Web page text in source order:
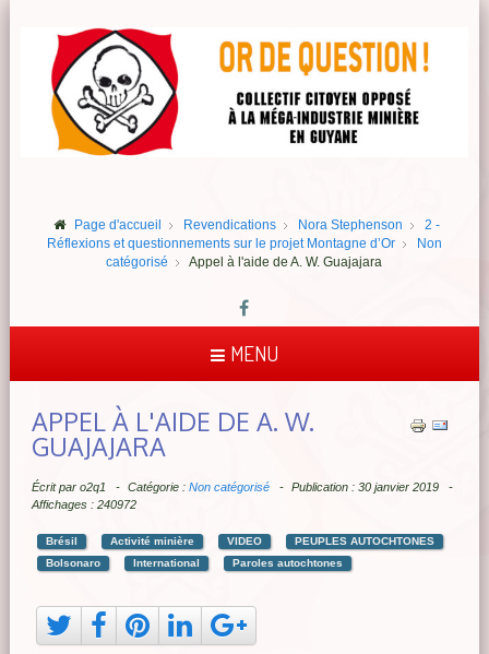
Page d'accueil Revendications Nora Stephenson
2 -
Réflexions et questionnements sur le projet Montagne d’Or
Non
catégorisé
Appel à l'aide de A. W. Guajajara
MENU
APPEL À L'AIDE DE A. W.
GUAJAJARA
Écrit par o2q1 Catégorie : Non catégorisé
Publication : 30 janvier 2019
Affichages : 240972
Brésil Activité minière VIDEO
PEUPLES AUTOCHTONES
Bolsonaro
International Paroles autochtones